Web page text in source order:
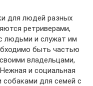
для людей разных
ретриверами,
людьми и служат им
быть частью
владельцами,
и социальная
для семей с